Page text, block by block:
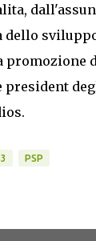
dello
PSP